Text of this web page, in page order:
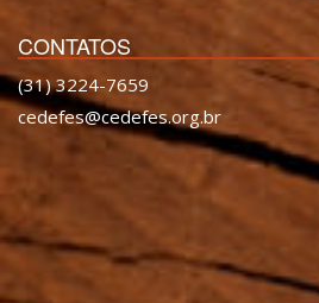
CONTATOS
(31) 3224-7659
cedefes@cedefes.org.br